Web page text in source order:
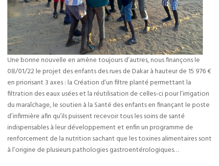
Une bonne nouvelle en amène toujours d’autres, nous finançons le
08/01/22 le projet des enfants des rues de Dakar à hauteur de 15 976 €
en priorisant 3 axes : la Création d’un filtre planté permettant la
filtration des eaux usées et la réutilisation de celles-ci pour l’irrigation
du maraîchage, le soutien à la Santé des enfants en finançant le poste
d’infirmière afin qu’ils puissent recevoir tous les soins de santé
indispensables à leur développement et enfin un programme de
renforcement de la nutrition sachant que les toxines alimentaires sont
à l’origine de plusieurs pathologies gastroentérologiques…